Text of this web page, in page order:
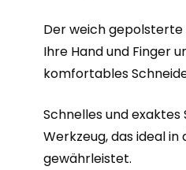
Der weich
Ihre Hand und Finger
komfortables
Schnelles und
Werkzeug, das ideal in
gewährleistet.